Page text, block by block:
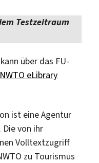
Testzeitraum
kann über das FU-
eLibrary
ist eine Agentur
von ihr
Volltextzugriff
zu Tourismus